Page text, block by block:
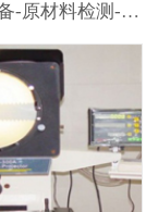
实验室设备-原材料检测-显微硬度计／光学硬度计